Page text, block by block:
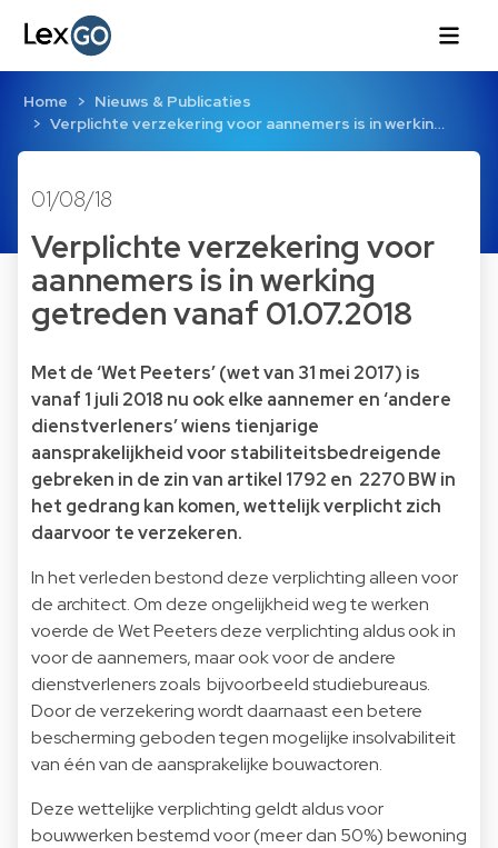
Home
Nieuws & Publicaties
Verplichte verzekering voor aannemers is in werkin…
01/08/18
Verplichte verzekering voor
aannemers is in werking
getreden vanaf 01.07.2018
Met de ‘Wet Peeters’ (wet van 31 mei 2017) is
vanaf 1 juli 2018 nu ook elke aannemer en ‘andere
dienstverleners’ wiens tienjarige
aansprakelijkheid voor stabiliteitsbedreigende
gebreken in de zin van artikel 1792 en 2270 BW in
het gedrang kan komen, wettelijk verplicht zich
daarvoor te verzekeren.
In het verleden bestond deze verplichting alleen voor
de architect. Om deze ongelijkheid weg te werken
voerde de Wet Peeters deze verplichting aldus ook in
voor de aannemers, maar ook voor de andere
dienstverleners zoals bijvoorbeeld studiebureaus.
Door de verzekering wordt daarnaast een betere
bescherming geboden tegen mogelijke insolvabiliteit
van één van de aansprakelijke bouwactoren.
Deze wettelijke verplichting geldt aldus voor
bouwwerken bestemd voor (meer dan 50%) bewoning